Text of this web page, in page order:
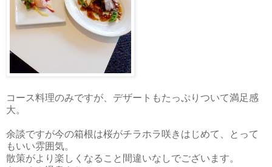
コース料理のみですが、デザートもたっぷりついて満足感
大。
余談ですが今の箱根は桜がチラホラ咲きはじめて、とって
もいい雰囲気。
散策がより楽しくなること間違いなしでございます。